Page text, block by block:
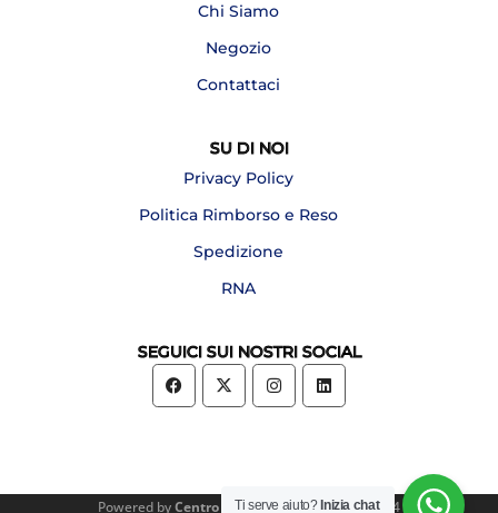
Chi Siamo
Negozio
Contattaci
SU DI NOI
Privacy Policy
Politica Rimborso e Reso
Spedizione
RNA
SEGUICI SUI NOSTRI SOCIAL
Powered byCentro Forniture Alberghiere2024
Ti serve aiuto? Inizia chat